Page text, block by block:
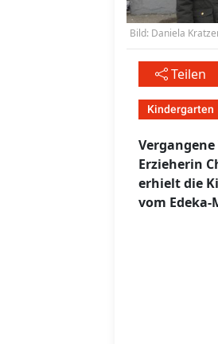
Bild: Daniela
Teilen
Kindergarten
Erzieherin
erhielt die
vom